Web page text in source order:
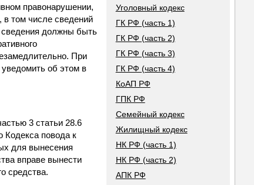
правонарушении,
том числе сведений
должны быть
При
об этом в
3 статьи 28.6
Кодекса повода к
для вынесения
вправе вынести
средства.
Уголовный кодекс
ГК РФ (часть 1)
ГК РФ (часть 2)
ГК РФ (часть 3)
ГК РФ (часть 4)
КоАП РФ
ГПК РФ
Семейный кодекс
Жилищный кодекс
НК РФ (часть 1)
НК РФ (часть 2)
АПК РФ